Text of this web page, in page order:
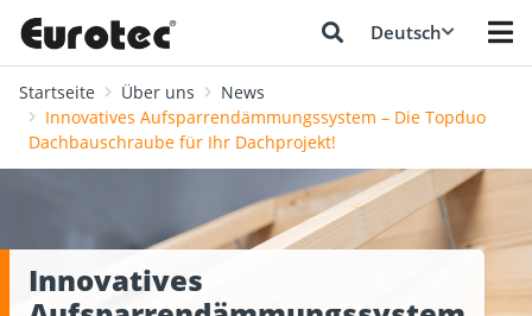
Deutsch
Startseite Über uns
News
Innovatives Aufsparrendämmungssystem – Die Topduo
Dachbauschraube für Ihr Dachprojekt!
Innovatives